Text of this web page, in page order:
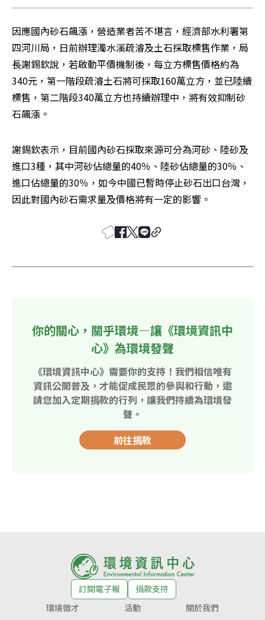
因應國內砂石飆漲，營造業者苦不堪言，經濟部水利署第
四河川局，日前辦理濁水溪疏濬及土石採取標售作業，局
長謝錫欽說，若啟動平價機制後，每立方標售價格約為
340元，第一階段疏濬土石將可採取160萬立方，並已陸續
標售，第二階段340萬立方也持續辦理中，將有效抑制砂
石飆漲。
謝錫欽表示，目前國內砂石採取來源可分為河砂、陸砂及
進口3種，其中河砂佔總量的40％、陸砂佔總量的30％、
進口佔總量的30％，如今中國已暫時停止砂石出口台灣，
因此對國內砂石需求量及價格將有一定的影響。
你的關心，關乎環境—讓《環境資訊中
心》為環境發聲
《環境資訊中心》需要你的支持！我們相信唯有
資訊公開普及，才能促成民眾的參與和行動，邀
請您加入定期捐款的行列，讓我們持續為環境發
聲。
前往捐款
訂閱電子報
捐款支持
環境徵才
活動
關於我們